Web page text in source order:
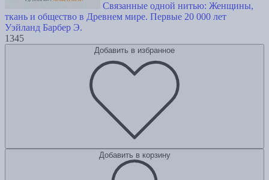
Связанные одной нитью: Женщины,
ткань и общество в Древнем мире. Первые 20 000 лет
Уэйланд Барбер Э.
1345
Добавить в избранное
Добавить в корзину